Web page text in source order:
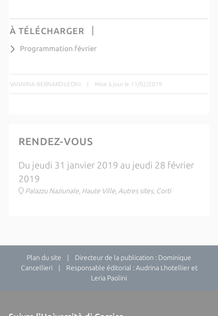
À TÉLÉCHARGER
Programmation février
VANNINA BERNARD-LEONI | Mise à jour le 11/02/2019
RENDEZ-VOUS
Du jeudi 31 janvier 2019 au jeudi 28 février
2019
Palazzu Naziunale, Haute Ville, Autres sites, Corti
Plan du site | Directeur de la publication : Dominique
Cancellieri | Responsable éditorial : Audrina Lhotellier et
Leria Paolini